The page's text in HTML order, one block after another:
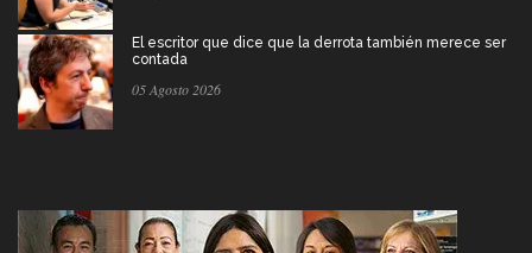
El escritor que dice que la derrota también merece ser
contada
05 Agosto 2026